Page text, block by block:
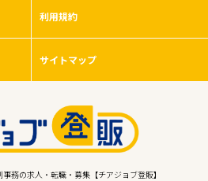
利用規約
サイトマップ
務の求人・転職・募集【チアジョブ登販】